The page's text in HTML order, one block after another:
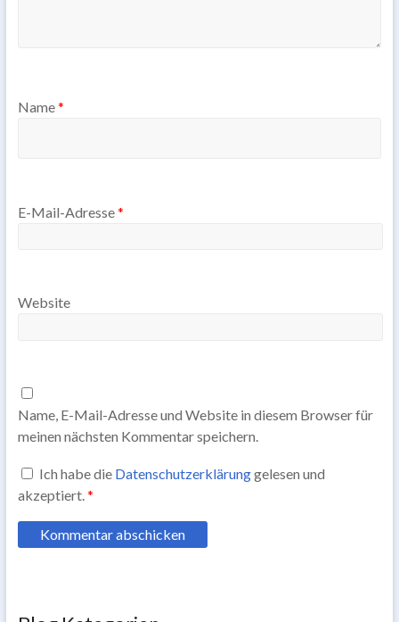
Name*
E-Mail-Adresse*
Website
Name, E-Mail-Adresse und Website in diesem Browser für
meinen nächsten Kommentar speichern.
Ich habe die Datenschutzerklärunggelesen und
akzeptiert. *